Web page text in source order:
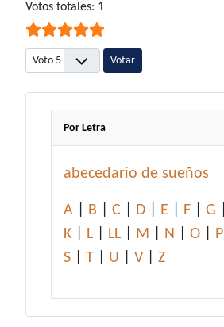
Ratio:5/5
Votos totales: 1
Por favor, vote
Por Letra
abecedario de sueños
A B C D E F G
K
L LL M N O P
S
T U V Z